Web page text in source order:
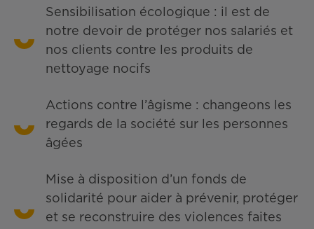
Sensibilisation écologique : il est de
notre devoir de protéger nos salariés et
nos clients contre les produits de
nettoyage nocifs
Actions contre l’âgisme : changeons les
regards de la société sur les personnes
âgées
Mise à disposition d’un fonds de
solidarité pour aider à prévenir, protéger
et se reconstruire des violences faites